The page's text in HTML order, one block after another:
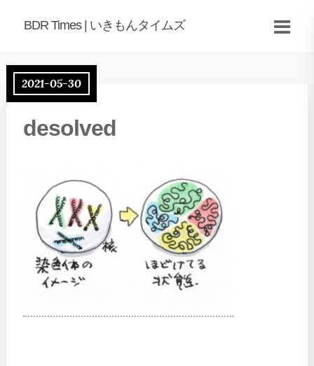
BDR Times | いきもんタイムズ
2021-05-30
desolved